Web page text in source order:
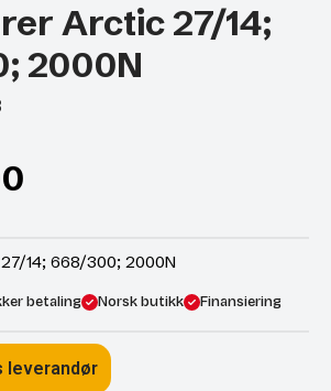
Arctic 27/14;
2000N
14; 668/300; 2000N
betaling Norsk butikk Finansiering
leverandør